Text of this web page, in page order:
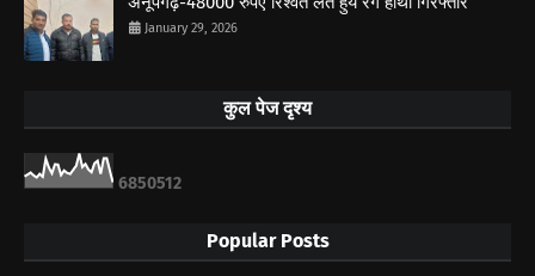
January 29, 2026
कुल पेज दृश्य
6850512
Popular Posts